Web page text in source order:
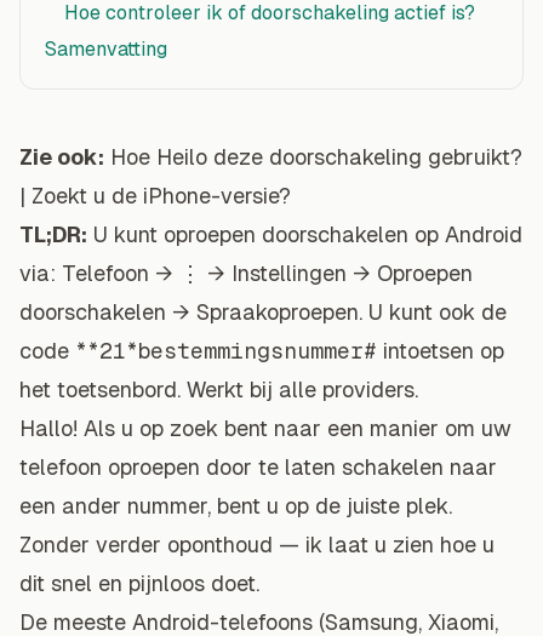
Hoe controleer ik of doorschakeling actief is?
Samenvatting
Zie ook: Hoe Heilo deze doorschakeling gebruikt?
| Zoekt u de iPhone-versie?
TL;DR: U kunt oproepen doorschakelen op Android
via: Telefoon → ⋮ → Instellingen → Oproepen
doorschakelen → Spraakoproepen. U kunt ook de
code **21*bestemmingsnummer# intoetsen op
het toetsenbord. Werkt bij alle providers.
Hallo! Als u op zoek bent naar een manier om uw
telefoon oproepen door te laten schakelen naar
een ander nummer, bent u op de juiste plek.
Zonder verder oponthoud — ik laat u zien hoe u
dit snel en pijnloos doet.
De meeste Android-telefoons (Samsung, Xiaomi,